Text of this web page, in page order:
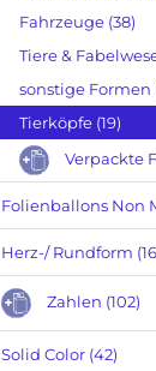
Verpackte
Folienballons
Zahlen
Gebutstag
Hochzeit
Baby
Fahrzeuge (38)
Tiere &
sonstige Formen
Tierköpfe (19)
Verpackte
Folienballons Non
Herz-/ Rundform
Zahlen (102)
Solid Color (42)